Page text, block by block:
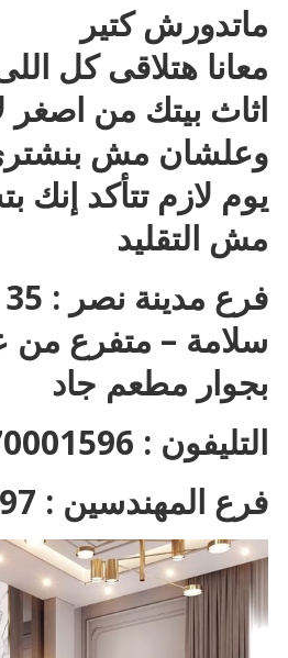
ماتدورش كتير
معانا هتلاقى كل
اثاث بيتك من اصغر
وعلشان مش
يوم لازم تتأكد إنك
مش التقليد
سلامة – متفرع من
بجوار مطعم جاد
التليفون : 01270001596
فرع المهندسين : 01270001597